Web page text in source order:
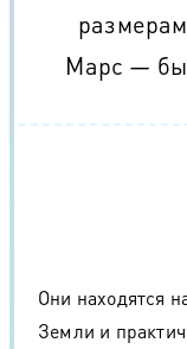
Марс —
Они находятся
Земли и